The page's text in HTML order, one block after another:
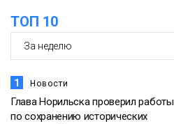
07 августа
ТОП 10
1 Новости
Глава Норильска проверил работы
по сохранению исторических